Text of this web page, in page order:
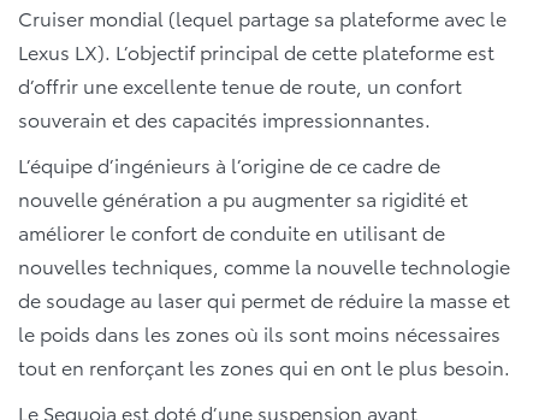
Cruiser mondial (lequel partage sa plateforme avec le
Lexus LX). L’objectif principal de cette plateforme est
d’offrir une excellente tenue de route, un confort
souverain et des capacités impressionnantes.
L’équipe d’ingénieurs à l’origine de ce cadre de
nouvelle génération a pu augmenter sa rigidité et
améliorer le confort de conduite en utilisant de
nouvelles techniques, comme la nouvelle technologie
de soudage au laser qui permet de réduire la masse et
le poids dans les zones où ils sont moins nécessaires
tout en renforçant les zones qui en ont le plus besoin.
Le Sequoia est doté d’une suspension avant